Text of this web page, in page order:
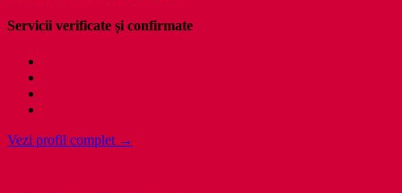
Servicii verificate și confirmate
Vezi profil complet →